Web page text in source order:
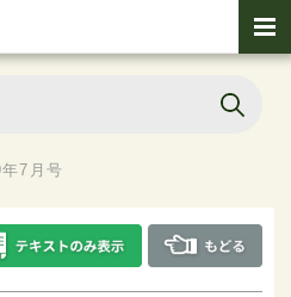
7月号